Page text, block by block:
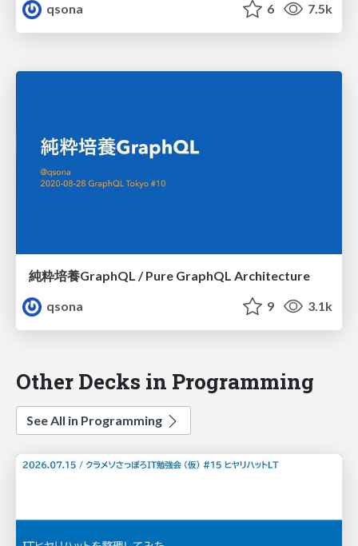
qsona
6 7.5k
純粋培養GraphQL / Pure GraphQL Architecture
qsona
9 3.1k
Other Decks in Programming
See All in Programming